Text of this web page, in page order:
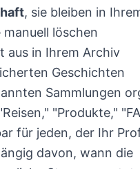
, sie bleiben in
manuell löschen
aus in Ihrem Archiv
Geschichten
Sammlungen
"Produkte,"
für jeden, der Ihr
davon, wann die